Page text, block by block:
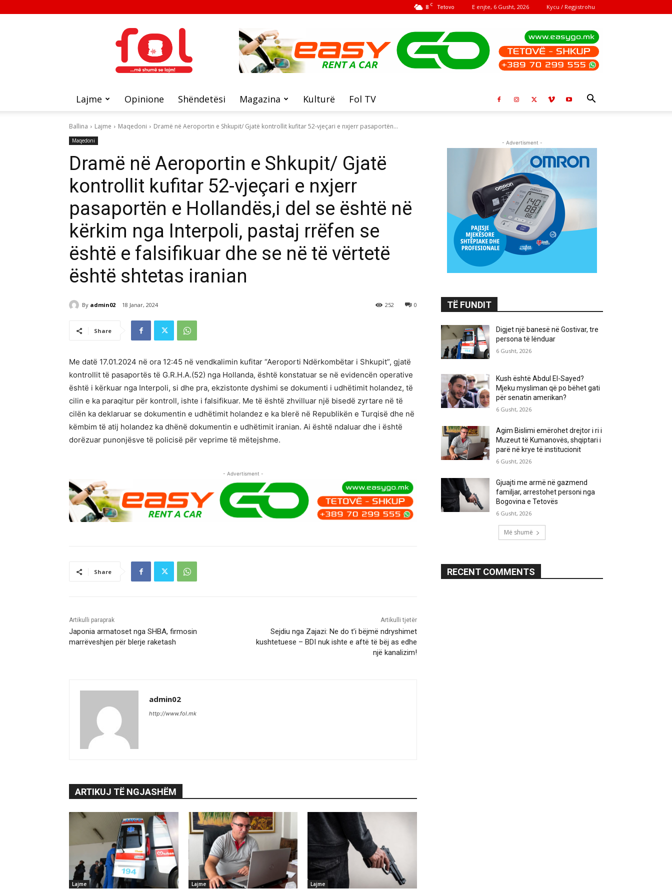
8 C Tetovo E enjte, 6 Gusht, 2026 Kycu / Regjistrohu
FOL
Lajme Opinione Shëndetësi Magazina Kulturë Fol TV
Ballina Lajme Maqedoni Dramë në Aeroportin e Shkupit/ Gjatë kontrollit kufitar 52-vjeçari e nxjerr pasaportën...
Maqedoni
Dramë në Aeroportin e Shkupit/ Gjatë
kontrollit kufitar 52-vjeçari e nxjerr
pasaportën e Hollandës,i del se është në
kërkim nga Interpoli, pastaj rrëfen se
është e falsifikuar dhe se në të vërtetë
është shtetas iranian
By admin02 18 Janar, 2024 0
252
Share
Me datë 17.01.2024 në ora 12:45 në vendkalimin kufitar “Aeroporti Ndërkombëtar i Shkupit”, gjatë
kontrollit të pasaportës të G.R.H.A.(52) nga Hollanda, është konstatuar se në evidencën operative
është i kërkuar nga Interpoli, si dhe pra, ekzistonte dyshimi se dokumenti i udhëtimit holandez, të
cilin e ka paraqitur për kontroll, ishte i falsifikuar. Me të është zhvilluar një bisedë zyrtare në të
cilën ka deklaruar se dokumentin e udhëtimit holandez e ka blerë në Republikën e Turqisë dhe në
këmbim të atij holandez ka dhënë dokumentin e udhëtimit iranian. Ai është ndaluar dhe i është
dorëzuar punonjësve të policisë për veprime të mëtejshme.
- Advertisment -
Share
Artikulli paraprak
Japonia armatoset nga SHBA, firmosin
marrëveshjen për blerje raketash
Artikulli tjetër
Sejdiu nga Zajazi: Ne do t’i bëjmë ndryshimet
kushtetuese – BDI nuk ishte e aftë të bëj as edhe
një kanalizim!
admin02
http://www.fol.mk
ARTIKUJ TË NGJASHËM
Lajme Lajme Lajme
- Advertisment -
TË FUNDIT
Digjet një banesë në Gostivar, tre
persona të lënduar
6 Gusht, 2026
Kush është Abdul El-Sayed?
Mjeku mysliman që po bëhet gati
për senatin amerikan?
6 Gusht, 2026
Agim Bislimi emërohet drejtor i ri i
Muzeut të Kumanovës, shqiptari i
parë në krye të institucionit
6 Gusht, 2026
Gjuajti me armë në gazmend
familjar, arrestohet personi nga
Bogovina e Tetovës
6 Gusht, 2026
Më shumë
RECENT COMMENTS